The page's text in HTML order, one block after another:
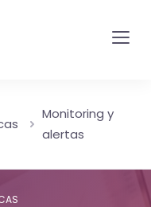
Monitoring y
alertas